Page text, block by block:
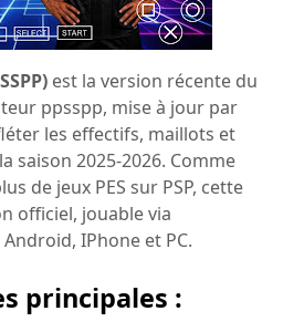
est la version récente du
ppsspp, mise à jour par
les effectifs, maillots et
saison 2025-2026. Comme
de jeux PES sur PSP, cette
officiel, jouable via
Android, IPhone et PC.
principales :